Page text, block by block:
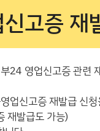
고증 재
24 영업신고증 관련
업신고증 재발급 신
재발급도 가능)